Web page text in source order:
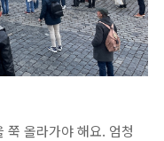
쭉 올라가야 해요. 엄청